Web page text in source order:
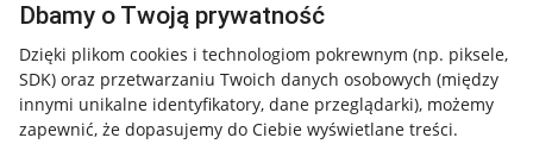
Dbamy o Twoją prywatność
Dzięki plikom cookies i technologiom pokrewnym (np. piksele,
SDK) oraz przetwarzaniu Twoich danych osobowych (między
innymi unikalne identyfikatory, dane przeglądarki), możemy
zapewnić, że dopasujemy do Ciebie wyświetlane treści.